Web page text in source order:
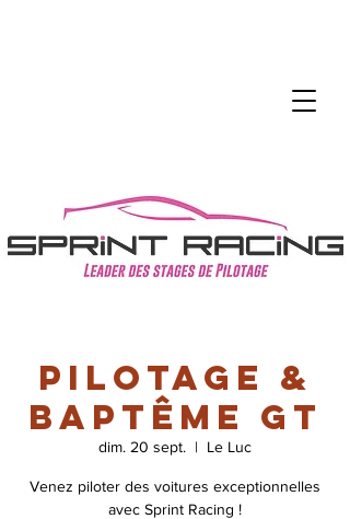
Pilotage &
Baptême GT
dim. 20 sept.
  |
Le Luc
Venez piloter des voitures exceptionnelles
avec Sprint Racing !